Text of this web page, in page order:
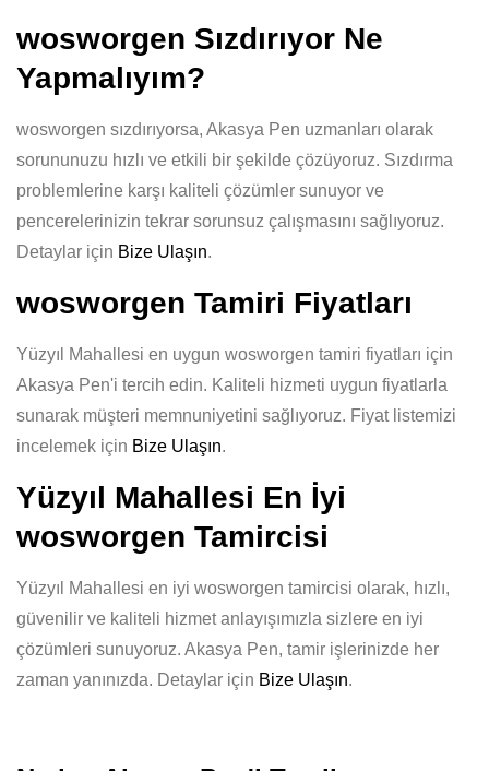
wosworgen Sızdırıyor Ne
Yapmalıyım?
wosworgen sızdırıyorsa, Akasya Pen uzmanları olarak
sorununuzu hızlı ve etkili bir şekilde çözüyoruz. Sızdırma
problemlerine karşı kaliteli çözümler sunuyor ve
pencerelerinizin tekrar sorunsuz çalışmasını sağlıyoruz.
Detaylar için Bize Ulaşın.
wosworgen Tamiri Fiyatları
Yüzyıl Mahallesi en uygun wosworgen tamiri fiyatları için
Akasya Pen'i tercih edin. Kaliteli hizmeti uygun fiyatlarla
sunarak müşteri memnuniyetini sağlıyoruz. Fiyat listemizi
incelemek için Bize Ulaşın.
Yüzyıl Mahallesi En İyi
wosworgen Tamircisi
Yüzyıl Mahallesi en iyi wosworgen tamircisi olarak, hızlı,
güvenilir ve kaliteli hizmet anlayışımızla sizlere en iyi
çözümleri sunuyoruz. Akasya Pen, tamir işlerinizde her
zaman yanınızda. Detaylar için Bize Ulaşın.